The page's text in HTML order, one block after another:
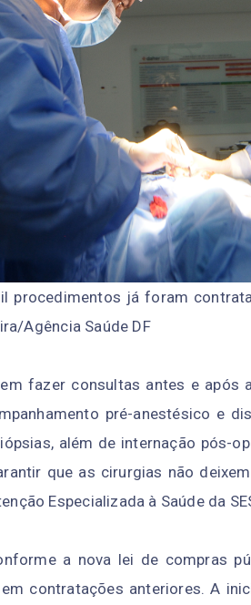
procedimentos já foram
Agência Saúde DF
fazer consultas antes e após
pré-anestésico e
além de internação pós-
que as cirurgias não
Especializada à Saúde da
a nova lei de compras
contratações anteriores. A